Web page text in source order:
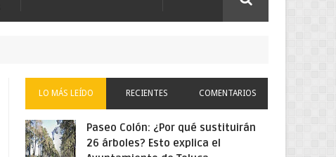
LO MÁS LEÍDO RECIENTES COMENTARIOS
Paseo Colón: ¿Por qué sustituirán
26 árboles? Esto explica el